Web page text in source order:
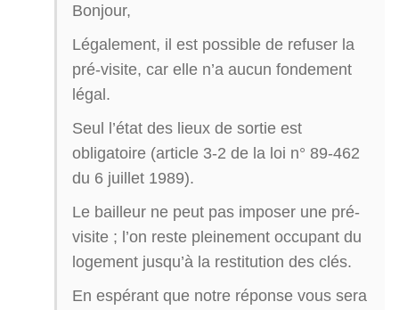
Bonjour,
Légalement, il est possible de refuser la
pré-visite, car elle n’a aucun fondement
légal.
Seul l’état des lieux de sortie est
obligatoire (article 3-2 de la loi n° 89-462
du 6 juillet 1989).
Le bailleur ne peut pas imposer une pré-
visite ; l’on reste pleinement occupant du
logement jusqu’à la restitution des clés.
En espérant que notre réponse vous sera